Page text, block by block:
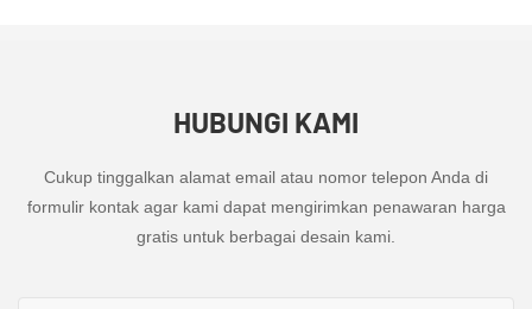
HUBUNGI KAMI
Cukup tinggalkan alamat email atau nomor telepon Anda di
formulir kontak agar kami dapat mengirimkan penawaran harga
gratis untuk berbagai desain kami.